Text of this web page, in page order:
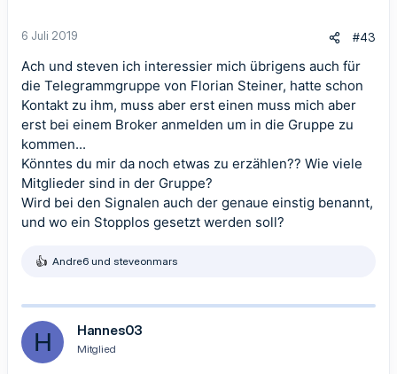
6 Juli 2019 #43
Ach und steven ich interessier mich übrigens auch für
die Telegrammgruppe von Florian Steiner, hatte schon
Kontakt zu ihm, muss aber erst einen muss mich aber
erst bei einem Broker anmelden um in die Gruppe zu
kommen...
Könntes du mir da noch etwas zu erzählen?? Wie viele
Mitglieder sind in der Gruppe?
Wird bei den Signalen auch der genaue einstig benannt,
und wo ein Stopplos gesetzt werden soll?
R
k
t
i
o
n
Andre6 und steveonmars
H Hannes03
Mitglied